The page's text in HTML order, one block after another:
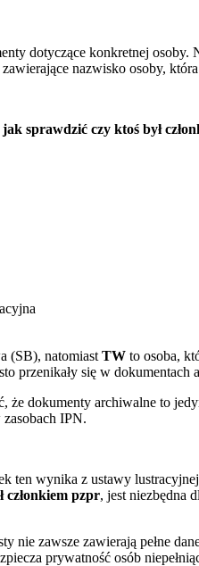
dotyczące konkretnej osoby.
nazwisko osoby,
jak sprawdzić czy ktoś był
(SB), natomiast TW to osoba,
przenikały się w dokumentach
że dokumenty archiwalne to
IPN.
ten wynika z ustawy
członkiem pzpr, jest niezbędna
nie zawsze zawierają pełne
prywatność osób